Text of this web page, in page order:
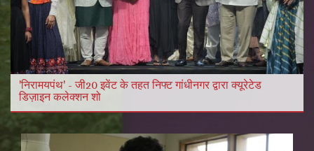
और पढ़ें
और विडियो
'निरामयपंथ' - जी20 इवेंट के तहत निफ्ट गांधीनगर द्वारा क्यूरेटेड
डिज़ाइन कलेक्शन शो